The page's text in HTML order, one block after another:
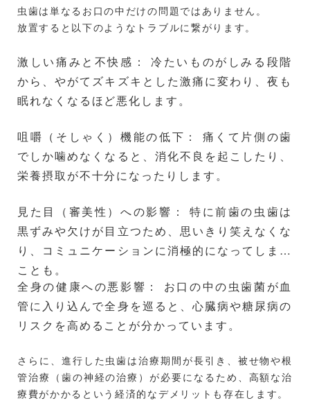
虫歯は単なるお口の中だけの問題ではありません。
放置すると以下のようなトラブルに繋がります。
激しい痛みと不快感： 冷たいものがしみる段階
から、やがてズキズキとした激痛に変わり、夜も
眠れなくなるほど悪化します。
咀嚼（そしゃく）機能の低下： 痛くて片側の歯
でしか噛めなくなると、消化不良を起こしたり、
栄養摂取が不十分になったりします。
見た目（審美性）への影響： 特に前歯の虫歯は
黒ずみや欠けが目立つため、思いきり笑えなくな
り、コミュニケーションに消極的になってしまう
ことも。
全身の健康への悪影響： お口の中の虫歯菌が血
管に入り込んで全身を巡ると、心臓病や糖尿病の
リスクを高めることが分かっています。
さらに、進行した虫歯は治療期間が長引き、被せ物や根
管治療（歯の神経の治療）が必要になるため、高額な治
療費がかかるという経済的なデメリットも存在します。